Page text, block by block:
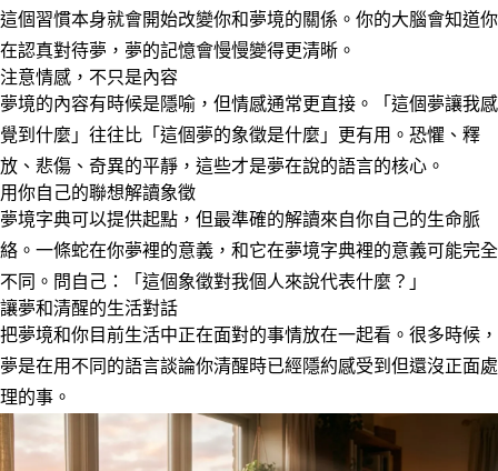
這個習慣本身就會開始改變你和夢境的關係。你的大腦會知道你
在認真對待夢，夢的記憶會慢慢變得更清晰。
注意情感，不只是內容
夢境的內容有時候是隱喻，但情感通常更直接。「這個夢讓我感
覺到什麼」往往比「這個夢的象徵是什麼」更有用。恐懼、釋
放、悲傷、奇異的平靜，這些才是夢在說的語言的核心。
用你自己的聯想解讀象徵
夢境字典可以提供起點，但最準確的解讀來自你自己的生命脈
絡。一條蛇在你夢裡的意義，和它在夢境字典裡的意義可能完全
不同。問自己：「這個象徵對我個人來說代表什麼？」
讓夢和清醒的生活對話
把夢境和你目前生活中正在面對的事情放在一起看。很多時候，
夢是在用不同的語言談論你清醒時已經隱約感受到但還沒正面處
理的事。